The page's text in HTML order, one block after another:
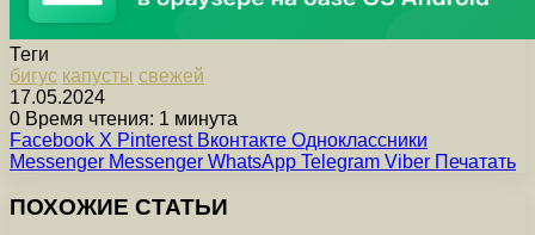
Теги
бигус капусты свежей
17.05.2024
0 Время чтения: 1 минута
Facebook X Pinterest Вконтакте Одноклассники
Messenger Messenger WhatsApp Telegram Viber Печатать
ПОХОЖИЕ СТАТЬИ